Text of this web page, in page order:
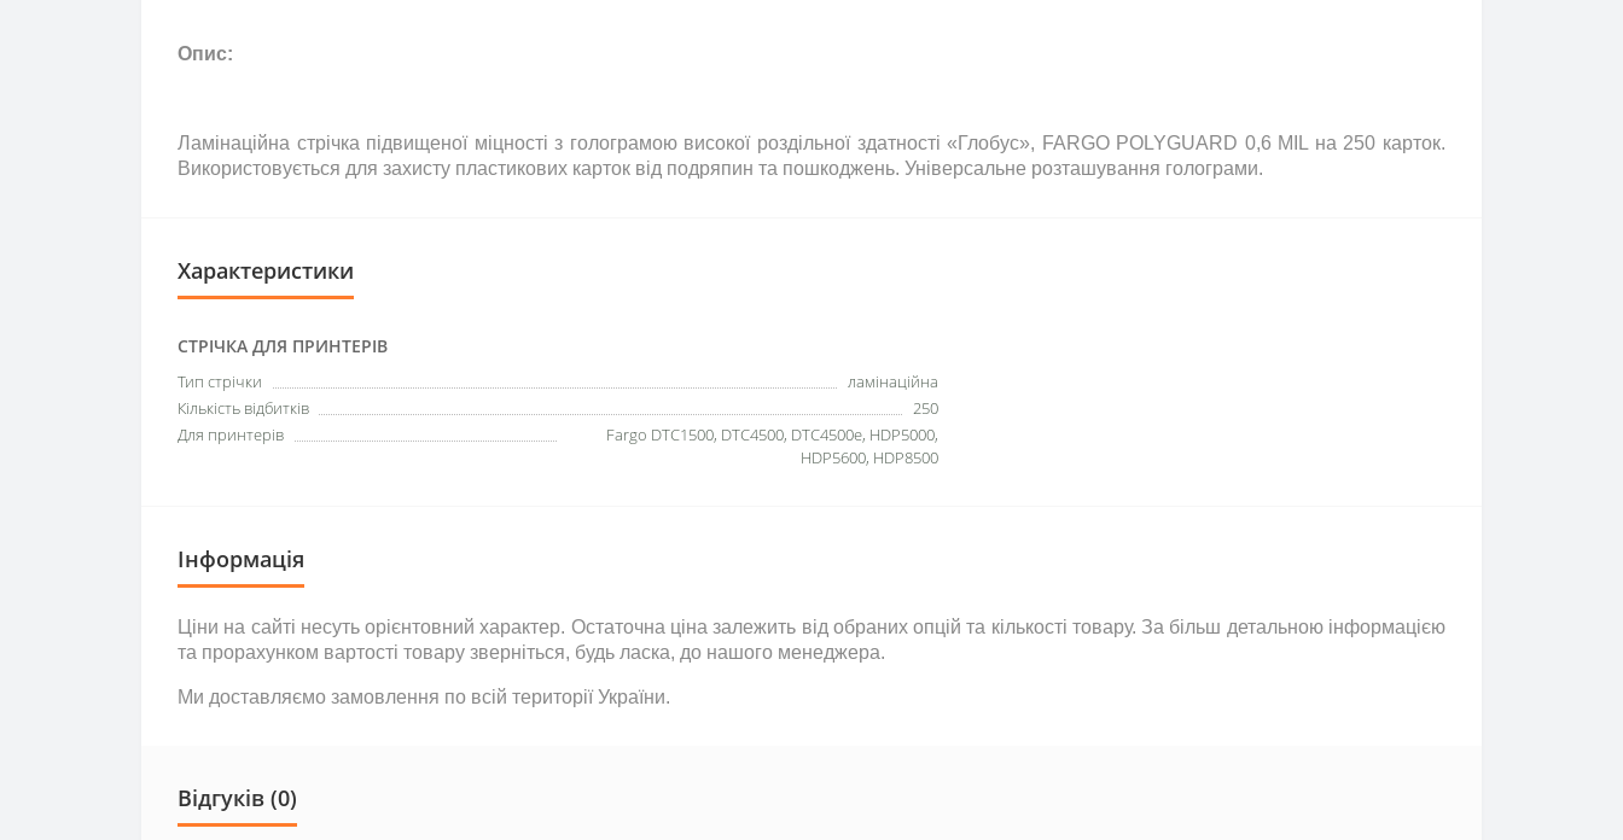
Опис:
Ламінаційна стрічка підвищеної міцності з голограмою високої роздільної здатності «Глобус», FARGO POLYGUARD 0,6 MIL на 250 карток.
Використовується для захисту пластикових карток від подряпин та пошкоджень. Універсальне розташування голограми.
Характеристики
СТРІЧКА ДЛЯ ПРИНТЕРІВ
Тип стрічки
ламінаційна
Кількість відбитків
250
Для принтерів
Fargo DTC1500, DTC4500, DTC4500e, HDP5000,
HDP5600, HDP8500
Інформація
Ціни на сайті несутьорієнтовний характер. Остаточна ціна залежить від обраних опцій та кількості товару. За більш детальною інформацією
та прорахунком вартості товару зверніться, будь ласка, до нашого менеджера.
Ми доставляємо замовлення по всій території України.
Відгуків (0)